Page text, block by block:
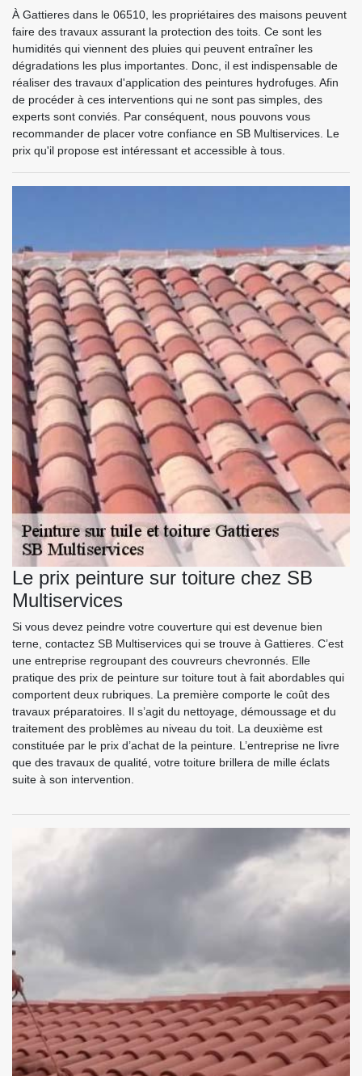
À Gattieres dans le 06510, les propriétaires des maisons peuvent
faire des travaux assurant la protection des toits. Ce sont les
humidités qui viennent des pluies qui peuvent entraîner les
dégradations les plus importantes. Donc, il est indispensable de
réaliser des travaux d'application des peintures hydrofuges. Afin
de procéder à ces interventions qui ne sont pas simples, des
experts sont conviés. Par conséquent, nous pouvons vous
recommander de placer votre confiance en SB Multiservices. Le
prix qu'il propose est intéressant et accessible à tous.
Le prix peinture sur toiture chez SB
Multiservices
Si vous devez peindre votre couverture qui est devenue bien
terne, contactez SB Multiservices qui se trouve à Gattieres. C’est
une entreprise regroupant des couvreurs chevronnés. Elle
pratique des prix de peinture sur toiture tout à fait abordables qui
comportent deux rubriques. La première comporte le coût des
travaux préparatoires. Il s’agit du nettoyage, démoussage et du
traitement des problèmes au niveau du toit. La deuxième est
constituée par le prix d’achat de la peinture. L’entreprise ne livre
que des travaux de qualité, votre toiture brillera de mille éclats
suite à son intervention.